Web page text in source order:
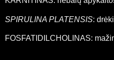
SPIRULINA PLATENSIS:
FOSFATIDILCHOLINAS: